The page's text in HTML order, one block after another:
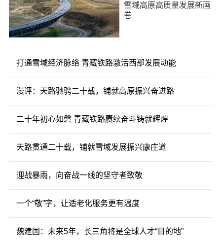
雪域高原高质量发展新画
卷
打通雪域经济脉络 青藏铁路激活西部发展动能
漫评：天路驰骋二十载，铺就高原振兴奋进路
二十年初心如磐 青藏铁路赓续奋斗铸就辉煌
天路贯通二十载，铺就雪域发展振兴康庄道
迎战暴雨，向奋战一线的坚守者致敬
一个“敬”字，让适老化服务更有温度
魏建国：未来5年，长三角将是全球人才“目的地”